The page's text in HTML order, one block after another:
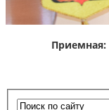
Приемная: